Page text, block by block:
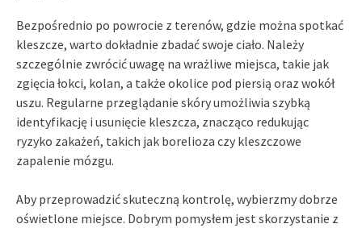
Bezpośrednio po powrocie z terenów, gdzie można spotkać
kleszcze, warto dokładnie zbadać swoje ciało. Należy
szczególnie zwrócić uwagę na wrażliwe miejsca, takie jak
zgięcia łokci, kolan, a także okolice pod piersią oraz wokół
uszu. Regularne przeglądanie skóry umożliwia szybką
identyfikację i usunięcie kleszcza, znacząco redukując
ryzyko zakażeń, takich jak borelioza czy kleszczowe
zapalenie mózgu.
Aby przeprowadzić skuteczną kontrolę, wybierzmy dobrze
oświetlone miejsce. Dobrym pomysłem jest skorzystanie z